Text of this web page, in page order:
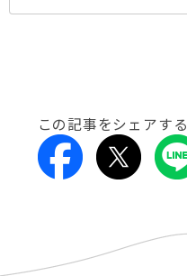
この記事をシェアする